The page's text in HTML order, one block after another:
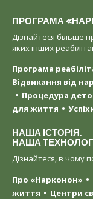
ПРОГРАМА
Дізнайтеся більше
яких інших
Програма
Відвикання від
Процедура
для життя
НАША ІСТОРІЯ.
НАША
Дізнайтеся, в чому
Про «Нарконон»
життя
Центри